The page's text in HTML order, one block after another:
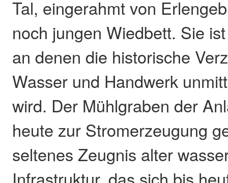
Tal, eingerahmt von
noch jungen Wiedbett. Sie
an denen die historische
Wasser und Handwerk
wird. Der Mühlgraben der
heute zur Stromerzeugung
seltenes Zeugnis alter
Infrastruktur, das sich bis